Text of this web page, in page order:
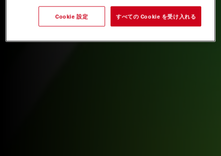
Cookie 設定 すべての Cookie を受け入れる